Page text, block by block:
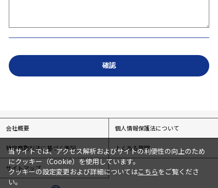
会社概要 個人情報保護法について
特定商取引法に基づく表記 よくある質問
サイトマップ
当サイトでは、アクセス解析およびサイトの利便性の向上のため
にクッキー（Cookie）を使用しています。
クッキーの設定変更および詳細についてはこちらをご覧くださ
い。